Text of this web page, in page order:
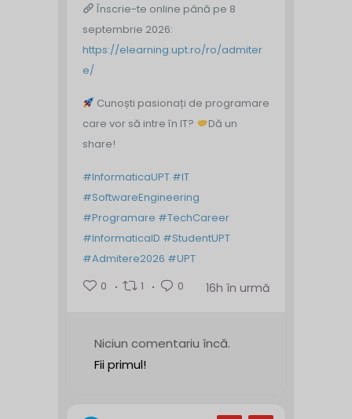
Înscrie-te online până pe 8
septembrie 2026:
https://elearning.upt.ro/ro/admiter
e/
Cunoști pasionați de programare
care vor să intre în IT?
Dă un
share!
#InformaticaUPT #IT
#SoftwareEngineering
#Programare #TechCareer
#InformaticaID #StudentUPT
#Admitere2026 #UPT
0
1 0 16h în urmă
Niciun comentariu încă.
Fii primul!